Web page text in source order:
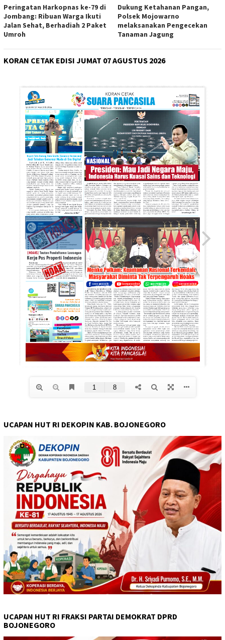
Peringatan Harkopnas ke-79 di
Jombang: Ribuan Warga Ikuti
Jalan Sehat, Berhadiah 2 Paket
Umroh
Dukung Ketahanan Pangan,
Polsek Mojowarno
melaksanakan Pengecekan
Tanaman Jagung
KORAN CETAK EDISI JUMAT 07 AGUSTUS 2026
UCAPAN HUT RI DEKOPIN KAB. BOJONEGORO
UCAPAN HUT RI FRAKSI PARTAI DEMOKRAT DPRD
BOJONEGORO